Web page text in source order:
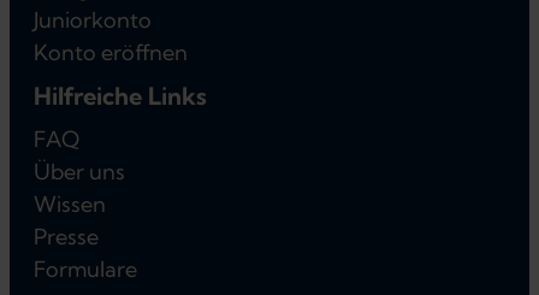
Juniorkonto
Konto eröffnen
Hilfreiche Links
FAQ
Über uns
Wissen
Presse
Formulare